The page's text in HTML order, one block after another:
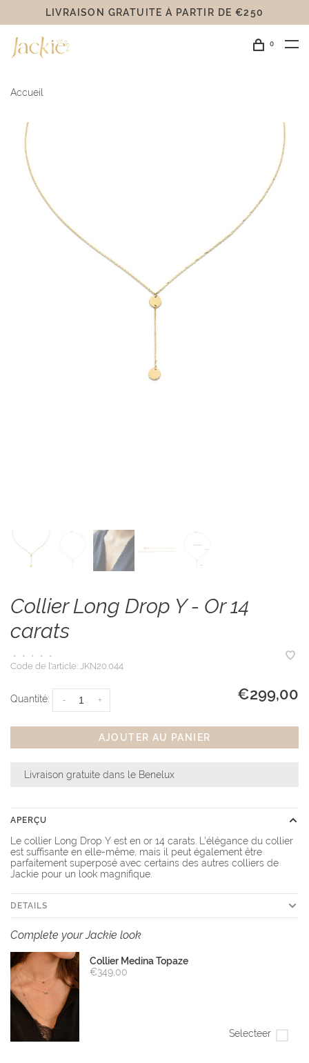
LIVRAISON GRATUITE Á PARTIR DE €250
0
Accueil
Collier Long Drop Y - Or 14
carats
• • • •
•
Code de l'article: JKN20.044
Quantité: +
- €299,00
AJOUTER AU PANIER
Livraison gratuite dans le Benelux
APERÇU
Le collier Long Drop Y est en or 14 carats. L'élégance du collier
est suffisante en elle-même, mais il peut également être
parfaitement superposé avec certains des autres colliers de
Jackie pour un look magnifique.
DETAILS
Complete your Jackie look
Collier Medina Topaze
€349,00
Selecteer